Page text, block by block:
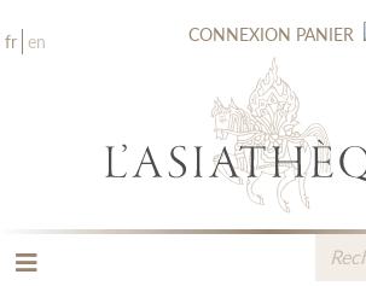
fr en CONNEXION PANIER